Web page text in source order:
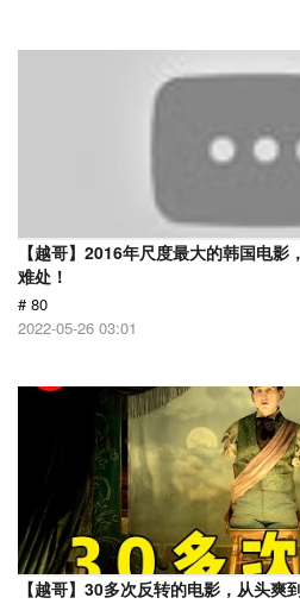
【越哥】2016年尺度最大的韩国电
难处！
# 80
2022-05-26 03:01
【越哥】30多次反转的电影，从头爽